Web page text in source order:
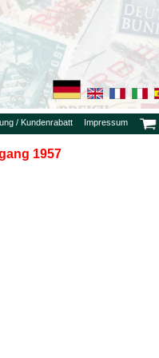
/ Kundenrabatt Impressum
1957